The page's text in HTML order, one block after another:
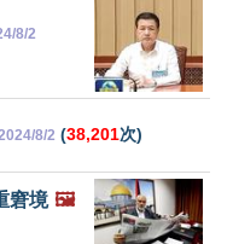
8/2
8/2 (38,201次)
窘境 🖼️